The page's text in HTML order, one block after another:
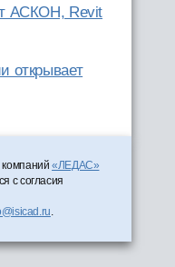
АСКОН, Revit
открывает
компаний«ЛЕДАС»
с согласия
.